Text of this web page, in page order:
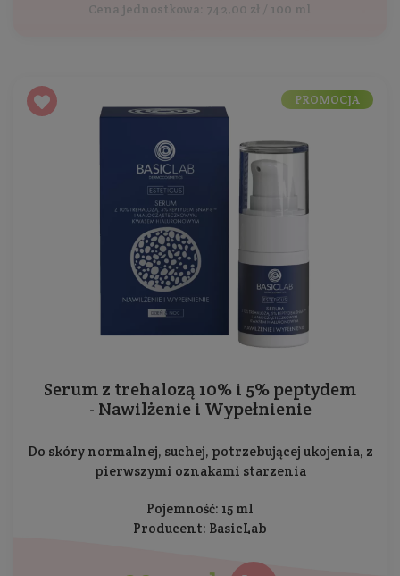
Cena jednostkowa: 742,00 zł / 100 ml
Serum z trehalozą 10% i 5% peptydem
- Nawilżenie i Wypełnienie
Do skóry normalnej, suchej, potrzebującej ukojenia, z
pierwszymi oznakami starzenia
Pojemność: 15 ml
Producent: BasicLab
PROMOCJA